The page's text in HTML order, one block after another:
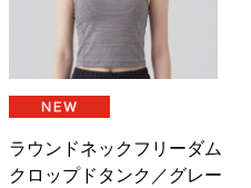
ラウンドネックフリーダム
クロップドタンク／グレー